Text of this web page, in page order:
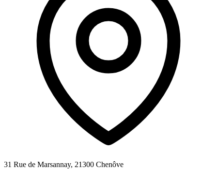
31 Rue de Marsannay, 21300 Chenôve